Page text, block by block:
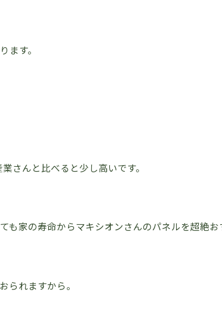
す。
さんと比べると少し高いです。
も家の寿命からマキシオンさんのパネルを超絶お
られますから。